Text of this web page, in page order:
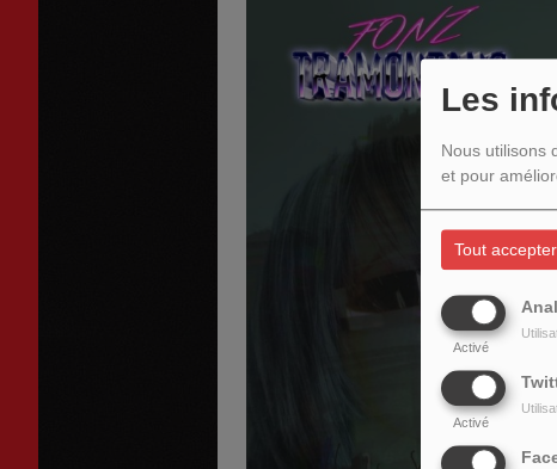
Les
Nous utilisons
et pour
Tout accepter
Activé
Activé